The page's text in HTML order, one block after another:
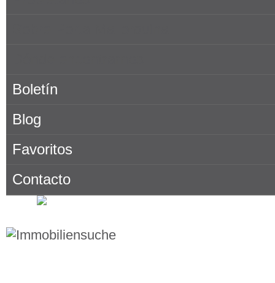
Boletín
Blog
Favoritos
Contacto